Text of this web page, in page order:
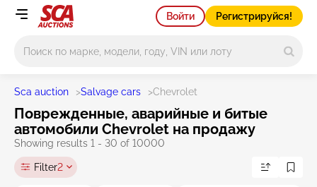
Войти Регистрируйся!
Sca auction >Salvage cars >Chevrolet
Поврежденные, аварийные и битые
автомобили Chevrolet на продажу
Showing results 1 - 30 of 10000
Filter2